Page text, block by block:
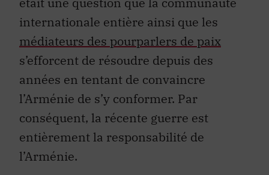
internationale entière ainsi que les
médiateurs des pourparlers de paix
s’efforcent de résoudre depuis des
années en tentant de convaincre
l’Arménie de s’y conformer. Par
conséquent, la récente guerre est
entièrement la responsabilité de
l’Arménie.